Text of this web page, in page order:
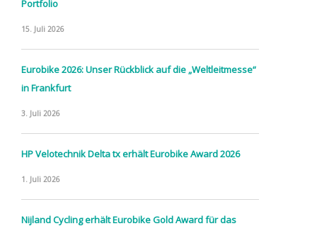
Portfolio
15. Juli 2026
Eurobike 2026: Unser Rückblick auf die „Weltleitmesse“
in Frankfurt
3. Juli 2026
HP Velotechnik Delta tx erhält Eurobike Award 2026
1. Juli 2026
Nijland Cycling erhält Eurobike Gold Award für das